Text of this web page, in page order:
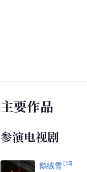
主要作品
参演电视剧
鹅绒雪 [15]